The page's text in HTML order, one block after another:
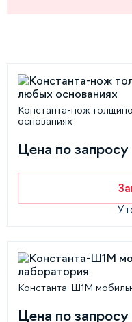
Константа-нож
основаниях
Цена по запросу
Константа-Ш1М
Цена по запросу